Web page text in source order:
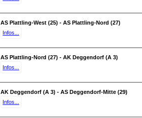
AS Plattling-West (25) - AS Plattling-Nord (27)
Infos...
AS Plattling-Nord (27) - AK Deggendorf (A 3)
Infos...
AK Deggendorf (A 3) - AS Deggendorf-Mitte (29)
Infos...